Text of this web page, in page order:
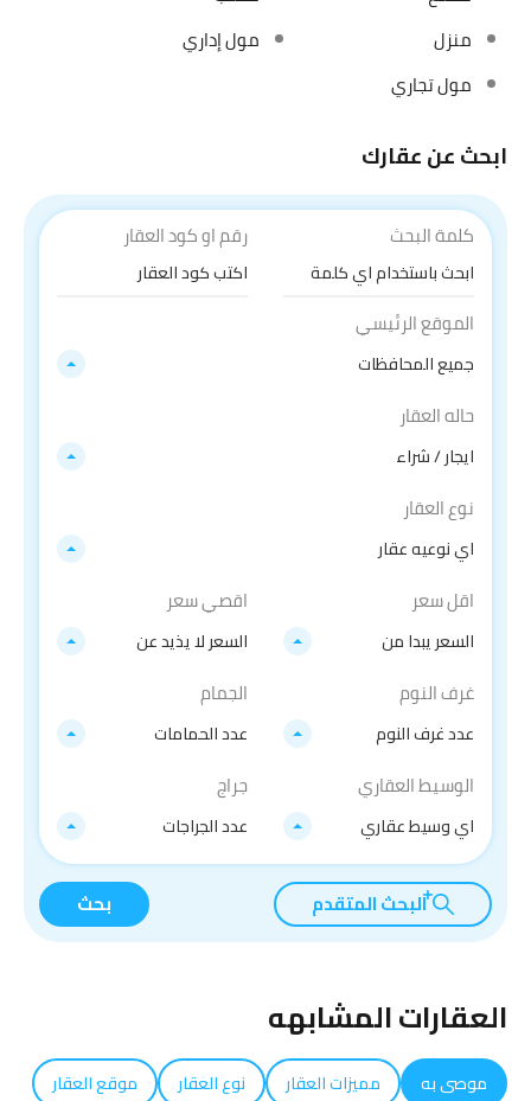
منزل
مول إداري
مول تجاري
ابحث عن عقارك
كلمة البحث رقم او كود العقار
الموقع الرئيسي
جميع المحافظات
حاله العقار
ايجار / شراء
نوع العقار
اي نوعيه عقار
اقل سعر
السعر يبدا من
اقصي سعر
السعر لا يذيد عن
غرف النوم
عدد غرف النوم
الجمام
عدد الحمامات
الوسيط العقاري
اي وسيط عقاري
جراج
عدد الجراجات
البحث المتقدم بحث
العقارات المشابهه
موصى به مميزات العقار نوع العقار
موقع العقار